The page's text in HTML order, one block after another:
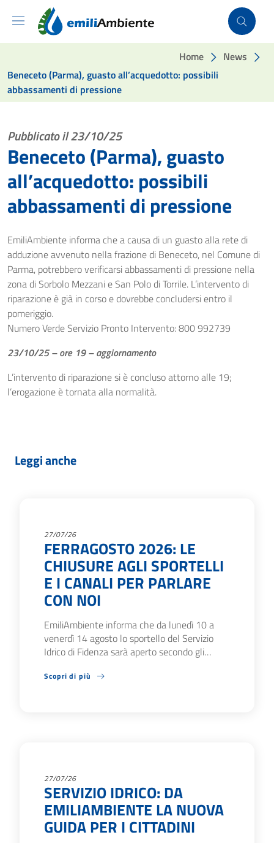
Vai ai contenuti
Vai al footer
Home
News
Beneceto (Parma), guasto all’acquedotto: possibili
abbassamenti di pressione
Pubblicato il 23/10/25
Beneceto (Parma), guasto
all’acquedotto: possibili
abbassamenti di pressione
EmiliAmbiente informa che a causa di un guasto alla rete di
adduzione avvenuto nella frazione di Beneceto, nel Comune di
Parma, potrebbero verificarsi abbassamenti di pressione nella
zona di Sorbolo Mezzani e San Polo di Torrile. L’intervento di
riparazione è già in corso e dovrebbe concludersi entro il
pomeriggio.
Numero Verde Servizio Pronto Intervento: 800 992739
23/10/25 – ore 19 – aggiornamento
L’intervento di riparazione si è concluso attorno alle 19;
l’erogazione è tornata alla normalità.
Leggi anche
27/07/26
FERRAGOSTO 2026: LE
CHIUSURE AGLI SPORTELLI
E I CANALI PER PARLARE
CON NOI
EmiliAmbiente informa che da lunedì 10 a
venerdì 14 agosto lo sportello del Servizio
Idrico di Fidenza sarà aperto secondo gli…
Scopri di più
27/07/26
SERVIZIO IDRICO: DA
EMILIAMBIENTE LA NUOVA
GUIDA PER I CITTADINI